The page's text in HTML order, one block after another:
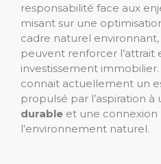
responsabilité face aux
misant sur une
cadre naturel
peuvent renforcer l’attrait
investissement immobilier.
connait actuellement un
propulsé par l’aspiration à
durable et une
l’environnement naturel.